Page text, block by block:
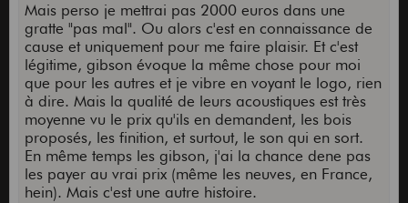
acajou qui sont très proches de la d28 voire de la
hd28. Pour moi le vrai complément d'une hd28 ça
reste une guitare avec corps acajou, table en
cèdre, très douce type taylor. Si tu prends une
petite taille c'est encore plus flagrant. Et pour le
coup je trouve les tarifs taylor bien pensés.
Mais perso je mettrai pas 2000 euros dans une
gratte "pas mal". Ou alors c'est en connaissance de
cause et uniquement pour me faire plaisir. Et c'est
légitime, gibson évoque la même chose pour moi
que pour les autres et je vibre en voyant le logo, rien
à dire. Mais la qualité de leurs acoustiques est très
moyenne vu le prix qu'ils en demandent, les bois
proposés, les finition, et surtout, le son qui en sort.
En même temps les gibson, j'ai la chance dene pas
les payer au vrai prix (même les neuves, en France,
hein). Mais c'est une autre histoire.